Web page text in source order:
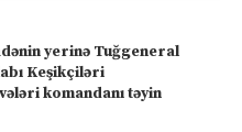
yerinə Tuğgeneral
Keşikçiləri
komandanı təyin